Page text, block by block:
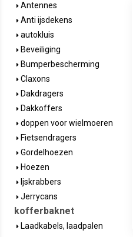
Antennes
Anti ijsdekens
autokluis
Beveiliging
Bumperbescherming
Claxons
Dakdragers
Dakkoffers
doppen voor wielmoeren
Fietsendragers
Gordelhoezen
Hoezen
Ijskrabbers
Jerrycans
kofferbaknet
Laadkabels, laadpalen